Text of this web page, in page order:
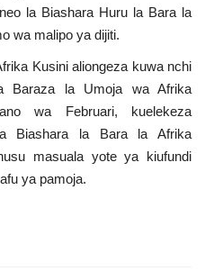
la Biashara Huru la Bara la
wa malipo ya dijiti.
Kusini aliongeza kuwa nchi
Baraza la Umoja wa Afrika
wa Februari, kuelekeza
Biashara la Bara la Afrika
masuala yote ya kiufundi
ya pamoja.